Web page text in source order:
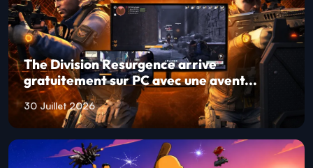
The Division Resurgence arrive
gratuitement sur PC avec une avent...
30 Juillet 2026